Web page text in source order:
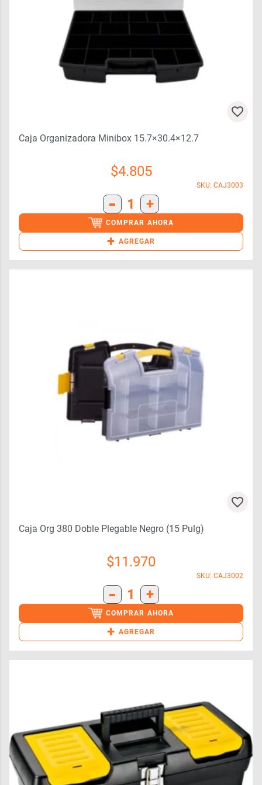
Caja Organizadora Minibox 15.7×30.4×12.7
$4.805
SKU: CAJ3003
- 1 +
COMPRAR AHORA
+ AGREGAR
Caja Org 380 Doble Plegable Negro (15 Pulg)
$11.970
SKU: CAJ3002
- 1 +
COMPRAR AHORA
+ AGREGAR